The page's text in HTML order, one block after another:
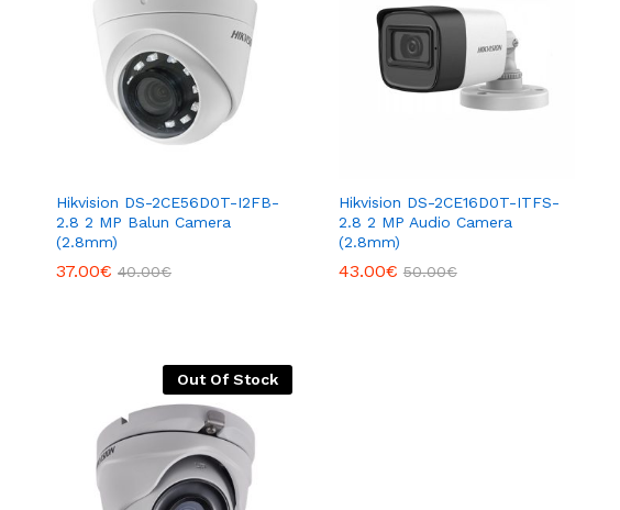
Hikvision DS-2CE56D0T-I2FB-
2.8 2 MP Balun Camera
(2.8mm)
37.00€ 40.00€
Hikvision DS-2CE16D0T-ITFS-
2.8 2 MP Audio Camera
(2.8mm)
43.00€ 50.00€
Out Of Stock